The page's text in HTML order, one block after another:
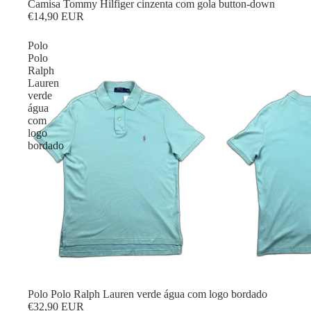
Camisa Tommy Hilfiger cinzenta com gola button-down
€14,90 EUR
Polo
Polo
Ralph
Lauren
verde
água
com
logo
bordado
Polo Polo Ralph Lauren verde água com logo bordado
€32,90 EUR